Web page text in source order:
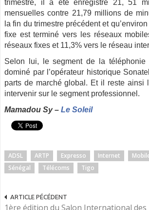
trimestre, il a été enregistré 21, 51
mensuelles contre 21,79 millions de
la fin du trimestre précédent et
fixe est terminé vers les réseaux
réseaux fixes et 11,3% vers le réseau
Selon lui, le segment de la téléphonie
dominé par l’opérateur historique
parts de marché global. Et il reste ainsi
intervenir sur le segment professionnel.
Mamadou Sy – Le Soleil
ADSL ARTP Expresso Internet
Sénégal
Télécoms Tigo
ARTICLE PÉCÉDENT
1ère édition du Salon International des